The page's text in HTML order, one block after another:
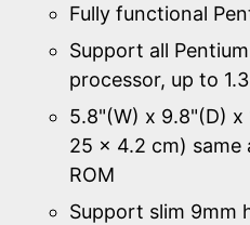
Fully functional
Support all
processor, up to
5.8"(W) x 9.8"(D) x
25 x 4.2 cm) same
ROM
Support slim 9mm